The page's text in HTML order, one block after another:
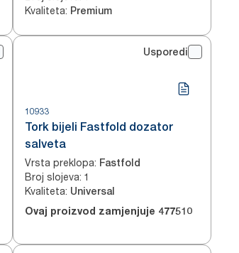
Kvaliteta: Premium
Usporedi
10933
Tork bijeli Fastfold dozator
salveta
Vrsta preklopa: Fastfold
Broj slojeva: 1
Kvaliteta: Universal
Ovaj proizvod zamjenjuje 477510